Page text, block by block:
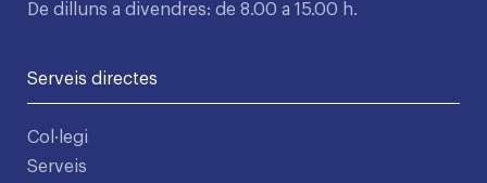
De dilluns a divendres: de 8.00 a 15.00 h.
Serveis directes
Col·legi
Serveis